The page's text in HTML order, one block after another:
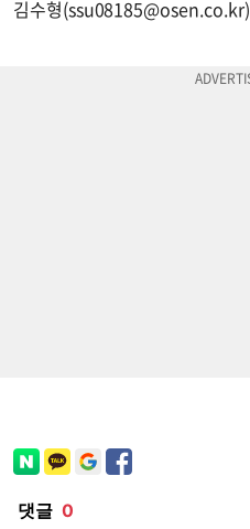
김수형(ssu08185@osen.co.kr)